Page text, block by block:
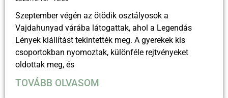
Szeptember végén az ötödik osztályosok a
Vajdahunyad várába látogattak, ahol a Legendás
Lények kiállítást tekintették meg. A gyerekek kis
csoportokban nyomoztak, különféle rejtvényeket
oldottak meg, és
TOVÁBB OLVASOM